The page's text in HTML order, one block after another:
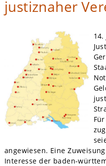
justiznaher
14.
angewiesen. Eine
Interesse der baden-